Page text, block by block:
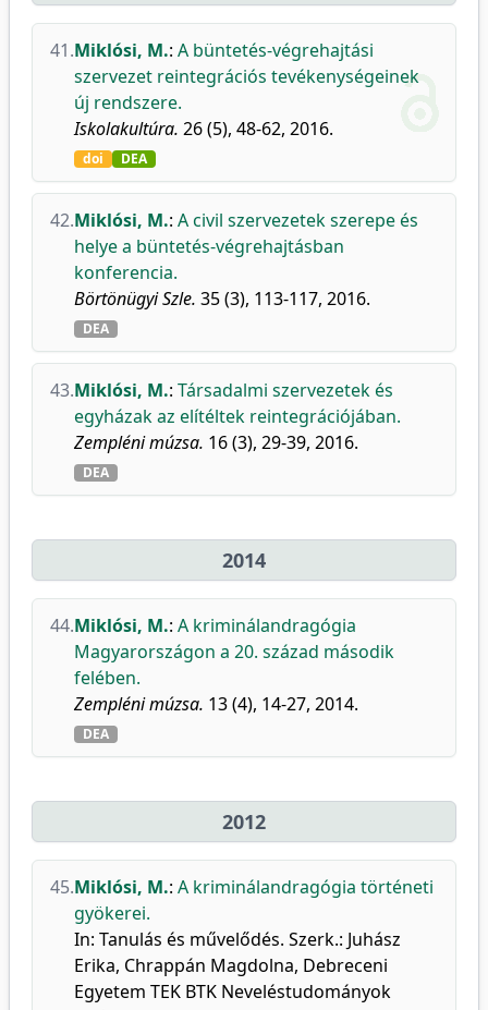
41.Miklósi, M.: A büntetés-végrehajtási
szervezet reintegrációs tevékenységeinek
új rendszere.
Iskolakultúra. 26 (5), 48-62, 2016.
doi DEA
42.Miklósi, M.: A civil szervezetek szerepe és
helye a büntetés-végrehajtásban
konferencia.
Börtönügyi Szle. 35 (3), 113-117, 2016.
DEA
43.Miklósi, M.: Társadalmi szervezetek és
egyházak az elítéltek reintegrációjában.
Zempléni múzsa. 16 (3), 29-39, 2016.
DEA
2014
44.Miklósi, M.: A kriminálandragógia
Magyarországon a 20. század második
felében.
Zempléni múzsa. 13 (4), 14-27, 2014.
DEA
2012
45.Miklósi, M.: A kriminálandragógia történeti
gyökerei.
In: Tanulás és művelődés. Szerk.: Juhász
Erika, Chrappán Magdolna, Debreceni
Egyetem TEK BTK Neveléstudományok